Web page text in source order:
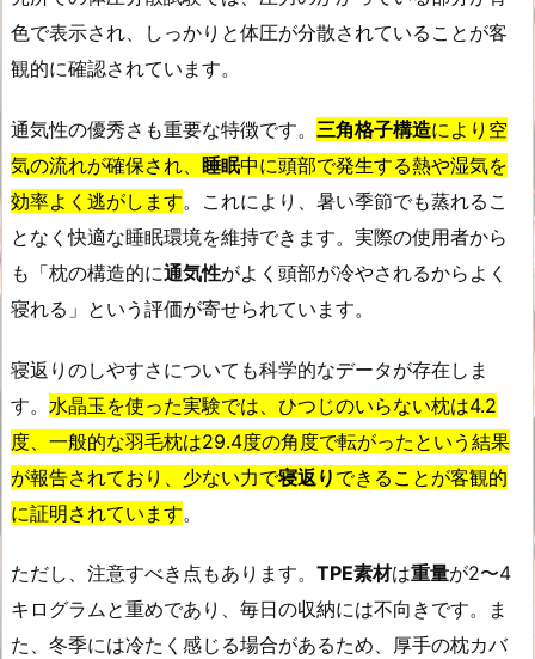
色で表示され、しっかりと体圧が分散されていることが客
観的に確認されています。
通気性の優秀さも重要な特徴です。 三角格子構造により空
気の流れが確保され、 睡眠中に頭部で発生する熱や湿気を
効率よく逃がします。これにより、暑い季節でも蒸れるこ
となく快適な睡眠環境を維持できます。実際の使用者から
も「枕の構造的に通気性がよく頭部が冷やされるからよく
寝れる」という評価が寄せられています。
寝返りのしやすさについても科学的なデータが存在しま
す。 水晶玉を使った実験では、ひつじのいらない枕は4.2
度、一般的な羽毛枕は29.4度の角度で転がったという結果
が報告されており、少ない力で寝返り できることが客観的
に証明されています。
ただし、注意すべき点もあります。 TPE素材は重量が2〜4
キログラムと重めであり、毎日の収納には不向きです。ま
た、冬季には冷たく感じる場合があるため、厚手の枕カバ